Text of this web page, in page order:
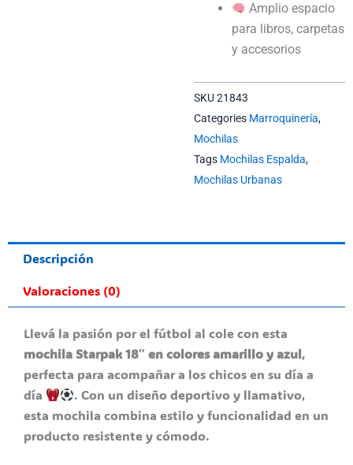
Amplio espacio
para libros, carpetas
y accesorios
SKU21843
Categories Marroquinería,
Mochilas
Tags Mochilas Espalda,
Mochilas Urbanas
Descripción
Valoraciones (0)
Llevá la pasión por el fútbol al cole con esta
mochila Starpak 18″ en colores amarillo y azul,
perfecta para acompañar a los chicos en su día a
día
. Con un diseño deportivo y llamativo,
esta mochila combina estilo y funcionalidad en un
producto resistente y cómodo.